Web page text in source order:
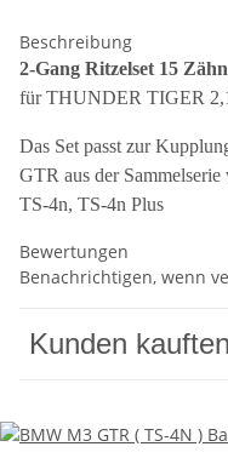
Beschreibung
2-Gang Ritzelset 15
für THUNDER TIGER
Das Set passt zur
GTR aus der
TS-4n, TS-4n Plus
Bewertungen
Benachrichtigen, wenn
Kunden